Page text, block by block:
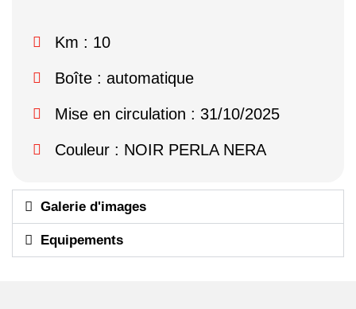
Km : 10
Boîte : automatique
Mise en circulation : 31/10/2025
Couleur : NOIR PERLA NERA
Galerie d'images
Equipements